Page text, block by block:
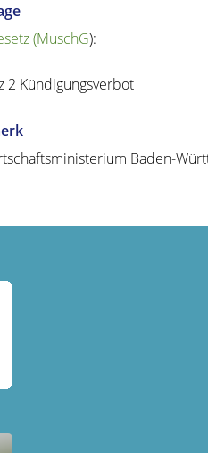
(MuschG):
2 Kündigungsverbot
Baden-